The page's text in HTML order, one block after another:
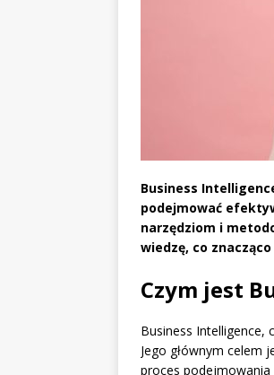
Business
podejmować
narzędziom i
wiedzę, co
Czym jest
Business Intelligence,
Jego głównym celem
proces podejmowania